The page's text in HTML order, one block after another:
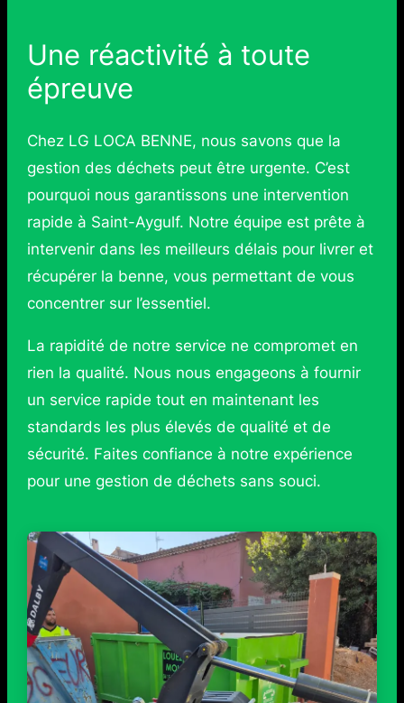
Une réactivité à toute
épreuve
Chez LG LOCA BENNE, nous savons que la
gestion des déchets peut être urgente. C’est
pourquoi nous garantissons une intervention
rapide à Saint-Aygulf. Notre équipe est prête à
intervenir dans les meilleurs délais pour livrer et
récupérer la benne, vous permettant de vous
concentrer sur l’essentiel.
La rapidité de notre service ne compromet en
rien la qualité. Nous nous engageons à fournir
un service rapide tout en maintenant les
standards les plus élevés de qualité et de
sécurité. Faites confiance à notre expérience
pour une gestion de déchets sans souci.